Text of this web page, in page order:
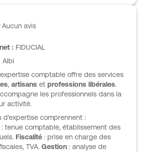
Aucun avis
: FIDUCIAL
Albi
comptable offre des services
, artisans et professions libérales.
les professionnels dans la
activité.
d'expertise comprennent :
: tenue comptable, établissement des
Fiscalité : prise en charge des
TVA. Gestion : analyse de